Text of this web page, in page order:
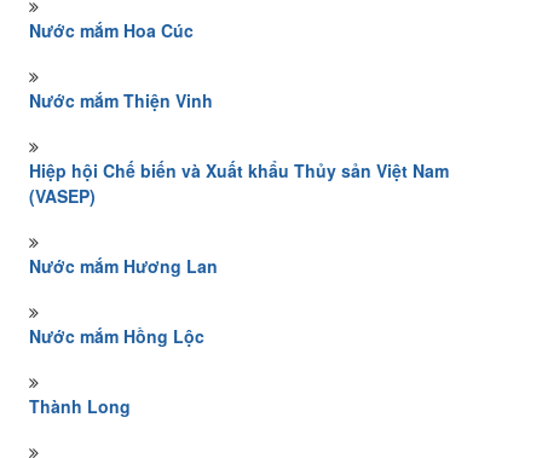
Nước mắm Hoa Cúc
Nước mắm Thiện Vinh
Hiệp hội Chế biến và Xuất khẩu Thủy sản Việt Nam
(VASEP)
Nước mắm Hương Lan
Nước mắm Hồng Lộc
Thành Long